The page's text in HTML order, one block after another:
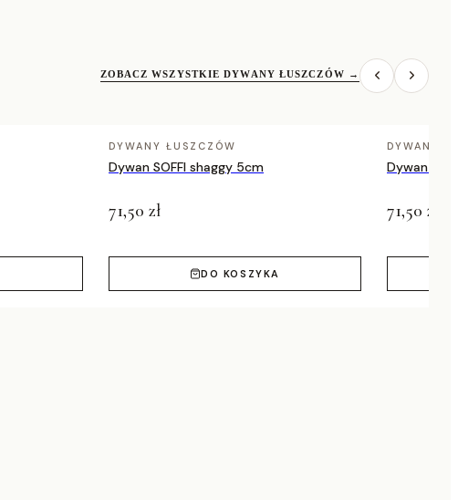
ZOBACZ WSZYSTKIE DYWANY ŁUSZCZÓW →
DYWANY ŁUSZCZÓW
Dywan SOFFI shaggy 5cm
71,50 zł
DO KOSZYKA
DYWANY
Dywan
71,50 zł